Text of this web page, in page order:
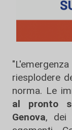
riesplodere
norma. Le
al pronto
Genova, dei